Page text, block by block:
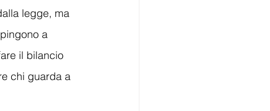
legge, ma
a
il bilancio
chi guarda a